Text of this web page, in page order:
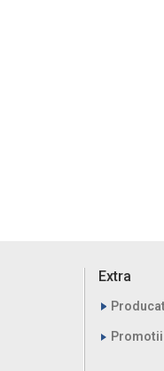
Extra
Promotii